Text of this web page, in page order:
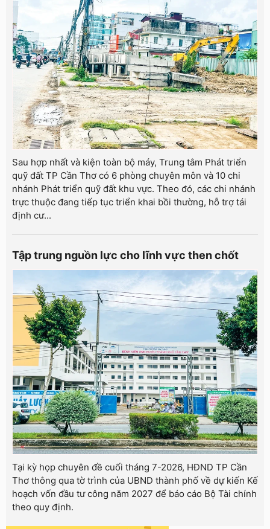
Sau hợp nhất và kiện toàn bộ máy, Trung tâm Phát triển
quỹ đất TP Cần Thơ có 6 phòng chuyên môn và 10 chi
nhánh Phát triển quỹ đất khu vực. Theo đó, các chi nhánh
trực thuộc đang tiếp tục triển khai bồi thường, hỗ trợ tái
định cư...
Tập trung nguồn lực cho lĩnh vực then chốt
Tại kỳ họp chuyên đề cuối tháng 7-2026, HĐND TP Cần
Thơ thông qua tờ trình của UBND thành phố về dự kiến Kế
hoạch vốn đầu tư công năm 2027 để báo cáo Bộ Tài chính
theo quy định.